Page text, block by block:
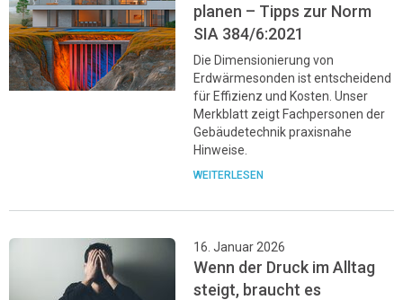
planen – Tipps zur Norm
SIA 384/6:2021
Die Dimensionierung von
Erdwärmesonden ist entscheidend
für Effizienz und Kosten. Unser
Merkblatt zeigt Fachpersonen der
Gebäudetechnik praxisnahe
Hinweise.
WEITERLESEN
16. Januar 2026
Wenn der Druck im Alltag
steigt, braucht es